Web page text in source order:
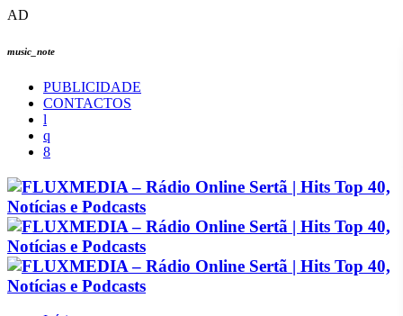
AD
music_note
PUBLICIDADE
CONTACTOS